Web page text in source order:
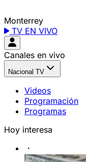
Monterrey
TV EN VIVO
Canales en vivo
Nacional TV
Videos
Programación
Programas
Hoy interesa